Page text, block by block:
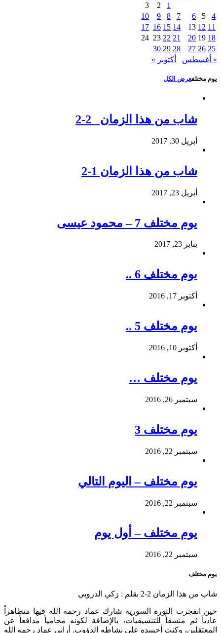
1
2
3
4
5
6
7
8
9
10
11
12
13
14
15
16
17
18
19
20
21
22
23
24
25
26
27
28
29
30
« أغسطس
أكتوبر »
يوم مختلفعرض الكل
شاب من هذا الزمان 2-2
أبريل 30, 2017
شاب من هذا الزمان 1-2
أبريل 23, 2017
يوم مختلف 7 – محمود عيسى
يناير 23, 2017
يوم مختلف 6 ..
أكتوبر 17, 2016
يوم مختلف 5 ..
أكتوبر 10, 2016
يوم مختلف …
سبتمبر 26, 2016
يوم مختلف 3
سبتمبر 22, 2016
يوم مختلف – اليوم التالي
سبتمبر 22, 2016
يوم مختلف – أول يوم
سبتمبر 22, 2016
يوم مختلف
شاب من هذا الزمان 2-2 بقلم : زكي الدروبي
حين انفجرت الثورة السورية شارك عماد رحمه الله فيها متظاهراً
عادياً ثم منسقاً للتنسيقيات، بالإضافة لكونه محامياً مدافعاً عن
المعتقلين، وكنت أحسده على نشاطه الدؤوب. أراني عماد رحمه الله